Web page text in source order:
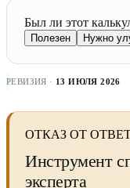
Был ли этот
Полезен Нужно
РЕВИЗИЯ · 13 ИЮЛЯ 2026
ОТКАЗ ОТ
Инструмент
эксперта